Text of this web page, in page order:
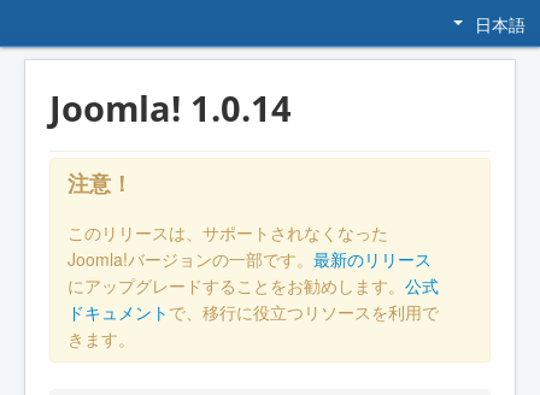
日本語
Joomla! 1.0.14
注意！
このリリースは、サポートされなくなった
Joomla!バージョンの一部です。 最新のリリース
にアップグレードすることをお勧めします。 公式
ドキュメント で、移行に役立つリソースを利用で
きます。